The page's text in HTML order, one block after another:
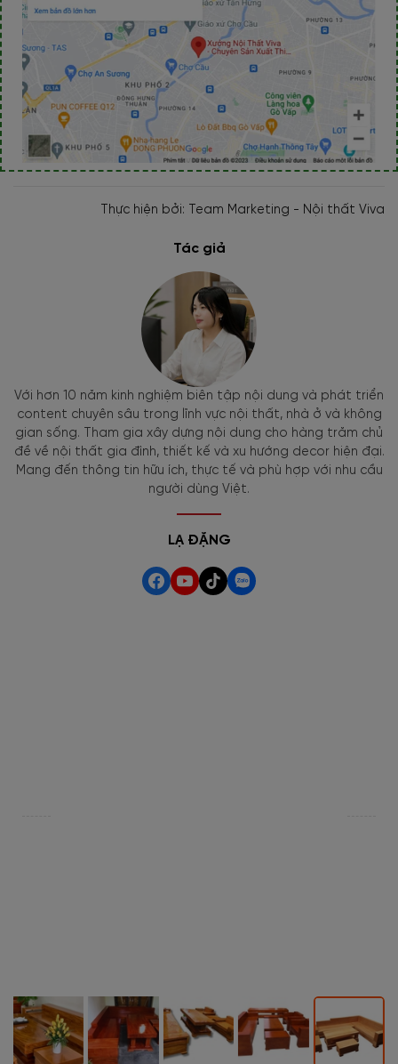
Thực hiện bởi: Team Marketing - Nội thất Viva
Tác giả
Với hơn 10 năm kinh nghiệm biên tập nội dung và phát triển
content chuyên sâu trong lĩnh vực nội thất, nhà ở và không
gian sống. Tham gia xây dựng nội dung cho hàng trăm chủ
đề về nội thất gia đình, thiết kế và xu hướng decor hiện đại.
Mang đến thông tin hữu ích, thực tế và phù hợp với nhu cầu
người dùng Việt.
LẠ ĐẶNG